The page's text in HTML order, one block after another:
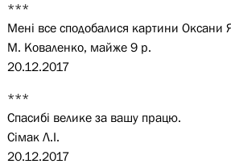
***
Мені все сподобалися картини Оксани
М. Коваленко, майже 9 р.
20.12.2017
***
Спасибі велике за вашу працю.
Сімак Л.І.
20.12.2017